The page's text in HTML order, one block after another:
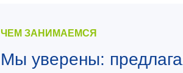
ЧЕМ ЗАНИМАЕМСЯ
Мы уверены: